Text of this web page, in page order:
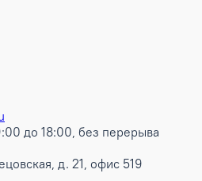
до 18:00, без перерыва
д. 21, офис 519